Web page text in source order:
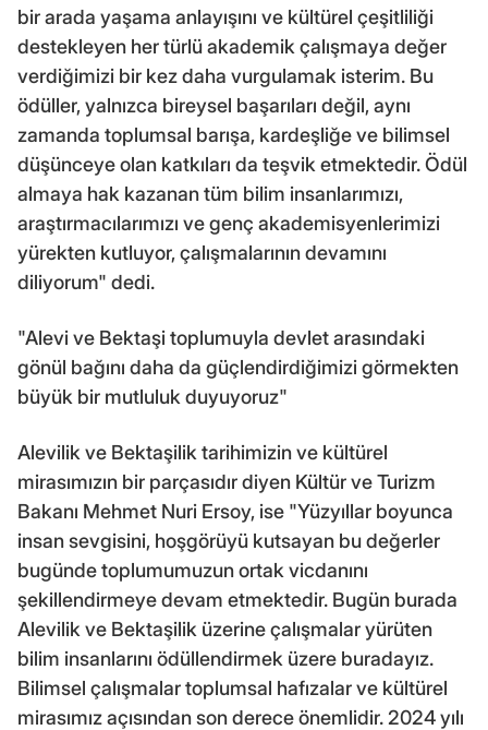
bir arada yaşama anlayışını ve kültürel çeşitliliği
destekleyen her türlü akademik çalışmaya değer
verdiğimizi bir kez daha vurgulamak isterim. Bu
ödüller, yalnızca bireysel başarıları değil, aynı
zamanda toplumsal barışa, kardeşliğe ve bilimsel
düşünceye olan katkıları da teşvik etmektedir. Ödül
almaya hak kazanan tüm bilim insanlarımızı,
araştırmacılarımızı ve genç akademisyenlerimizi
yürekten kutluyor, çalışmalarının devamını
diliyorum" dedi.
"Alevi ve Bektaşi toplumuyla devlet arasındaki
gönül bağını daha da güçlendirdiğimizi görmekten
büyük bir mutluluk duyuyoruz"
Alevilik ve Bektaşilik tarihimizin ve kültürel
mirasımızın bir parçasıdır diyen Kültür ve Turizm
Bakanı Mehmet Nuri Ersoy, ise "Yüzyıllar boyunca
insan sevgisini, hoşgörüyü kutsayan bu değerler
bugünde toplumumuzun ortak vicdanını
şekillendirmeye devam etmektedir. Bugün burada
Alevilik ve Bektaşilik üzerine çalışmalar yürüten
bilim insanlarını ödüllendirmek üzere buradayız.
Bilimsel çalışmalar toplumsal hafızalar ve kültürel
mirasımız açısından son derece önemlidir. 2024 yılı